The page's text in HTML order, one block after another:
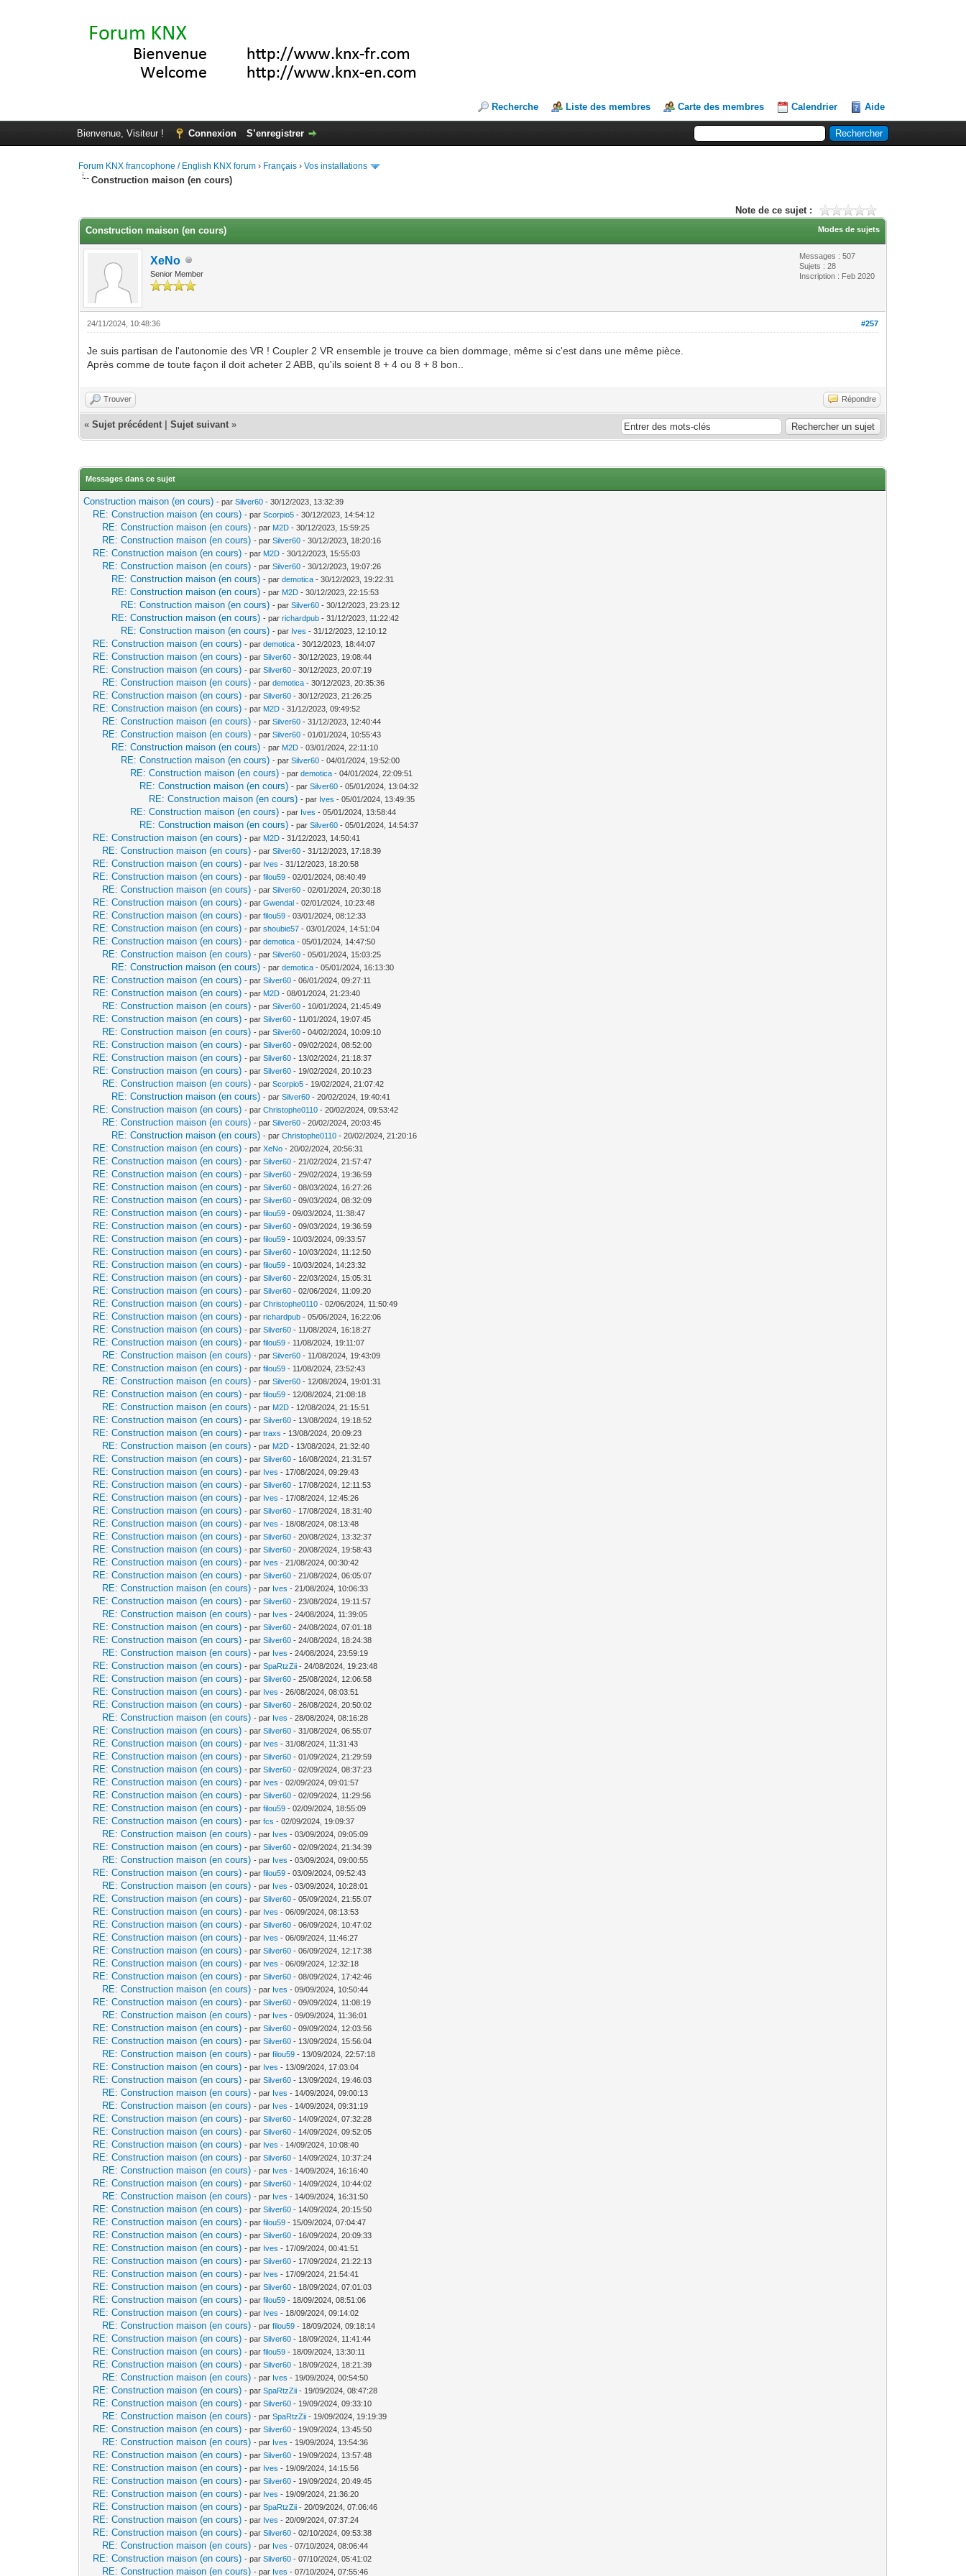
Recherche Liste des membres Carte des membres Calendrier Aide
Bienvenue, Visiteur ! Connexion S’enregistrer
Forum KNX francophone / English KNX forum › Français ›Vos installations
Construction maison (en cours)
Note de ce sujet :
Modes de sujets
Construction maison (en cours)
XeNo
Senior Member
Messages : 507
Sujets : 28
Inscription : Feb 2020
#257
24/11/2024, 10:48:36
Je suis partisan de l'autonomie des VR ! Coupler 2 VR ensemble je trouve ca bien dommage, même si c'est dans une même pièce.
Après comme de toute façon il doit acheter 2 ABB, qu'ils soient 8 + 4 ou 8 + 8 bon..
Trouver Répondre
«Sujet précédent |Sujet suivant »
Messages dans ce sujet
Construction maison (en cours) - parSilver60 - 30/12/2023, 13:32:39
RE: Construction maison (en cours) - parScorpio5 - 30/12/2023, 14:54:12
RE: Construction maison (en cours) - par M2D - 30/12/2023, 15:59:25
RE: Construction maison (en cours) - parSilver60 - 30/12/2023, 18:20:16
RE: Construction maison (en cours) - par M2D - 30/12/2023, 15:55:03
RE: Construction maison (en cours) - parSilver60 - 30/12/2023, 19:07:26
RE: Construction maison (en cours) - pardemotica - 30/12/2023, 19:22:31
RE: Construction maison (en cours) - par M2D - 30/12/2023, 22:15:53
RE: Construction maison (en cours) - parSilver60 - 30/12/2023, 23:23:12
RE: Construction maison (en cours) - parrichardpub - 31/12/2023, 11:22:42
RE: Construction maison (en cours) - par Ives - 31/12/2023, 12:10:12
RE: Construction maison (en cours) - pardemotica - 30/12/2023, 18:44:07
RE: Construction maison (en cours) - parSilver60 - 30/12/2023, 19:08:44
RE: Construction maison (en cours) - parSilver60 - 30/12/2023, 20:07:19
RE: Construction maison (en cours) - pardemotica - 30/12/2023, 20:35:36
RE: Construction maison (en cours) - parSilver60 - 30/12/2023, 21:26:25
RE: Construction maison (en cours) - par M2D - 31/12/2023, 09:49:52
RE: Construction maison (en cours) - parSilver60 - 31/12/2023, 12:40:44
RE: Construction maison (en cours) - parSilver60 - 01/01/2024, 10:55:43
RE: Construction maison (en cours) - par M2D - 03/01/2024, 22:11:10
RE: Construction maison (en cours) - parSilver60 - 04/01/2024, 19:52:00
RE: Construction maison (en cours) - pardemotica - 04/01/2024, 22:09:51
RE: Construction maison (en cours) - parSilver60 - 05/01/2024, 13:04:32
RE: Construction maison (en cours) - par Ives - 05/01/2024, 13:49:35
RE: Construction maison (en cours) - par Ives - 05/01/2024, 13:58:44
RE: Construction maison (en cours) - parSilver60 - 05/01/2024, 14:54:37
RE: Construction maison (en cours) - par M2D - 31/12/2023, 14:50:41
RE: Construction maison (en cours) - parSilver60 - 31/12/2023, 17:18:39
RE: Construction maison (en cours) - par Ives - 31/12/2023, 18:20:58
RE: Construction maison (en cours) - parfilou59 - 02/01/2024, 08:40:49
RE: Construction maison (en cours) - parSilver60 - 02/01/2024, 20:30:18
RE: Construction maison (en cours) - parGwendal - 02/01/2024, 10:23:48
RE: Construction maison (en cours) - parfilou59 - 03/01/2024, 08:12:33
RE: Construction maison (en cours) - parshoubie57 - 03/01/2024, 14:51:04
RE: Construction maison (en cours) - pardemotica - 05/01/2024, 14:47:50
RE: Construction maison (en cours) - parSilver60 - 05/01/2024, 15:03:25
RE: Construction maison (en cours) - pardemotica - 05/01/2024, 16:13:30
RE: Construction maison (en cours) - parSilver60 - 06/01/2024, 09:27:11
RE: Construction maison (en cours) - par M2D - 08/01/2024, 21:23:40
RE: Construction maison (en cours) - parSilver60 - 10/01/2024, 21:45:49
RE: Construction maison (en cours) - parSilver60 - 11/01/2024, 19:07:45
RE: Construction maison (en cours) - parSilver60 - 04/02/2024, 10:09:10
RE: Construction maison (en cours) - parSilver60 - 09/02/2024, 08:52:00
RE: Construction maison (en cours) - parSilver60 - 13/02/2024, 21:18:37
RE: Construction maison (en cours) - parSilver60 - 19/02/2024, 20:10:23
RE: Construction maison (en cours) - parScorpio5 - 19/02/2024, 21:07:42
RE: Construction maison (en cours) - parSilver60 - 20/02/2024, 19:40:41
RE: Construction maison (en cours) - parChristophe0110 - 20/02/2024, 09:53:42
RE: Construction maison (en cours) - parSilver60 - 20/02/2024, 20:03:45
RE: Construction maison (en cours) - parChristophe0110 - 20/02/2024, 21:20:16
RE: Construction maison (en cours) - parXeNo - 20/02/2024, 20:56:31
RE: Construction maison (en cours) - parSilver60 - 21/02/2024, 21:57:47
RE: Construction maison (en cours) - parSilver60 - 29/02/2024, 19:36:59
RE: Construction maison (en cours) - parSilver60 - 08/03/2024, 16:27:26
RE: Construction maison (en cours) - parSilver60 - 09/03/2024, 08:32:09
RE: Construction maison (en cours) - parfilou59 - 09/03/2024, 11:38:47
RE: Construction maison (en cours) - parSilver60 - 09/03/2024, 19:36:59
RE: Construction maison (en cours) - parfilou59 - 10/03/2024, 09:33:57
RE: Construction maison (en cours) - parSilver60 - 10/03/2024, 11:12:50
RE: Construction maison (en cours) - parfilou59 - 10/03/2024, 14:23:32
RE: Construction maison (en cours) - parSilver60 - 22/03/2024, 15:05:31
RE: Construction maison (en cours) - parSilver60 - 02/06/2024, 11:09:20
RE: Construction maison (en cours) - parChristophe0110 - 02/06/2024, 11:50:49
RE: Construction maison (en cours) - parrichardpub - 05/06/2024, 16:22:06
RE: Construction maison (en cours) - parSilver60 - 11/08/2024, 16:18:27
RE: Construction maison (en cours) - parfilou59 - 11/08/2024, 19:11:07
RE: Construction maison (en cours) - parSilver60 - 11/08/2024, 19:43:09
RE: Construction maison (en cours) - parfilou59 - 11/08/2024, 23:52:43
RE: Construction maison (en cours) - parSilver60 - 12/08/2024, 19:01:31
RE: Construction maison (en cours) - parfilou59 - 12/08/2024, 21:08:18
RE: Construction maison (en cours) - par M2D - 12/08/2024, 21:15:51
RE: Construction maison (en cours) - parSilver60 - 13/08/2024, 19:18:52
RE: Construction maison (en cours) - partraxs - 13/08/2024, 20:09:23
RE: Construction maison (en cours) - par M2D - 13/08/2024, 21:32:40
RE: Construction maison (en cours) - parSilver60 - 16/08/2024, 21:31:57
RE: Construction maison (en cours) - par Ives - 17/08/2024, 09:29:43
RE: Construction maison (en cours) - parSilver60 - 17/08/2024, 12:11:53
RE: Construction maison (en cours) - par Ives - 17/08/2024, 12:45:26
RE: Construction maison (en cours) - parSilver60 - 17/08/2024, 18:31:40
RE: Construction maison (en cours) - par Ives - 18/08/2024, 08:13:48
RE: Construction maison (en cours) - parSilver60 - 20/08/2024, 13:32:37
RE: Construction maison (en cours) - parSilver60 - 20/08/2024, 19:58:43
RE: Construction maison (en cours) - par Ives - 21/08/2024, 00:30:42
RE: Construction maison (en cours) - parSilver60 - 21/08/2024, 06:05:07
RE: Construction maison (en cours) - par Ives - 21/08/2024, 10:06:33
RE: Construction maison (en cours) - parSilver60 - 23/08/2024, 19:11:57
RE: Construction maison (en cours) - par Ives - 24/08/2024, 11:39:05
RE: Construction maison (en cours) - parSilver60 - 24/08/2024, 07:01:18
RE: Construction maison (en cours) - parSilver60 - 24/08/2024, 18:24:38
RE: Construction maison (en cours) - par Ives - 24/08/2024, 23:59:19
RE: Construction maison (en cours) - parSpaRtzZii - 24/08/2024, 19:23:48
RE: Construction maison (en cours) - parSilver60 - 25/08/2024, 12:06:58
RE: Construction maison (en cours) - par Ives - 26/08/2024, 08:03:51
RE: Construction maison (en cours) - parSilver60 - 26/08/2024, 20:50:02
RE: Construction maison (en cours) - par Ives - 28/08/2024, 08:16:28
RE: Construction maison (en cours) - parSilver60 - 31/08/2024, 06:55:07
RE: Construction maison (en cours) - par Ives - 31/08/2024, 11:31:43
RE: Construction maison (en cours) - parSilver60 - 01/09/2024, 21:29:59
RE: Construction maison (en cours) - parSilver60 - 02/09/2024, 08:37:23
RE: Construction maison (en cours) - par Ives - 02/09/2024, 09:01:57
RE: Construction maison (en cours) - parSilver60 - 02/09/2024, 11:29:56
RE: Construction maison (en cours) - parfilou59 - 02/09/2024, 18:55:09
RE: Construction maison (en cours) - parfcs - 02/09/2024, 19:09:37
RE: Construction maison (en cours) - par Ives - 03/09/2024, 09:05:09
RE: Construction maison (en cours) - parSilver60 - 02/09/2024, 21:34:39
RE: Construction maison (en cours) - par Ives - 03/09/2024, 09:00:55
RE: Construction maison (en cours) - parfilou59 - 03/09/2024, 09:52:43
RE: Construction maison (en cours) - par Ives - 03/09/2024, 10:28:01
RE: Construction maison (en cours) - parSilver60 - 05/09/2024, 21:55:07
RE: Construction maison (en cours) - par Ives - 06/09/2024, 08:13:53
RE: Construction maison (en cours) - parSilver60 - 06/09/2024, 10:47:02
RE: Construction maison (en cours) - par Ives - 06/09/2024, 11:46:27
RE: Construction maison (en cours) - parSilver60 - 06/09/2024, 12:17:38
RE: Construction maison (en cours) - par Ives - 06/09/2024, 12:32:18
RE: Construction maison (en cours) - parSilver60 - 08/09/2024, 17:42:46
RE: Construction maison (en cours) - par Ives - 09/09/2024, 10:50:44
RE: Construction maison (en cours) - parSilver60 - 09/09/2024, 11:08:19
RE: Construction maison (en cours) - par Ives - 09/09/2024, 11:36:01
RE: Construction maison (en cours) - parSilver60 - 09/09/2024, 12:03:56
RE: Construction maison (en cours) - parSilver60 - 13/09/2024, 15:56:04
RE: Construction maison (en cours) - parfilou59 - 13/09/2024, 22:57:18
RE: Construction maison (en cours) - par Ives - 13/09/2024, 17:03:04
RE: Construction maison (en cours) - parSilver60 - 13/09/2024, 19:46:03
RE: Construction maison (en cours) - par Ives - 14/09/2024, 09:00:13
RE: Construction maison (en cours) - par Ives - 14/09/2024, 09:31:19
RE: Construction maison (en cours) - parSilver60 - 14/09/2024, 07:32:28
RE: Construction maison (en cours) - parSilver60 - 14/09/2024, 09:52:05
RE: Construction maison (en cours) - par Ives - 14/09/2024, 10:08:40
RE: Construction maison (en cours) - parSilver60 - 14/09/2024, 10:37:24
RE: Construction maison (en cours) - par Ives - 14/09/2024, 16:16:40
RE: Construction maison (en cours) - parSilver60 - 14/09/2024, 10:44:02
RE: Construction maison (en cours) - par Ives - 14/09/2024, 16:31:50
RE: Construction maison (en cours) - parSilver60 - 14/09/2024, 20:15:50
RE: Construction maison (en cours) - parfilou59 - 15/09/2024, 07:04:47
RE: Construction maison (en cours) - parSilver60 - 16/09/2024, 20:09:33
RE: Construction maison (en cours) - par Ives - 17/09/2024, 00:41:51
RE: Construction maison (en cours) - parSilver60 - 17/09/2024, 21:22:13
RE: Construction maison (en cours) - par Ives - 17/09/2024, 21:54:41
RE: Construction maison (en cours) - parSilver60 - 18/09/2024, 07:01:03
RE: Construction maison (en cours) - parfilou59 - 18/09/2024, 08:51:06
RE: Construction maison (en cours) - par Ives - 18/09/2024, 09:14:02
RE: Construction maison (en cours) - parfilou59 - 18/09/2024, 09:18:14
RE: Construction maison (en cours) - parSilver60 - 18/09/2024, 11:41:44
RE: Construction maison (en cours) - parfilou59 - 18/09/2024, 13:30:11
RE: Construction maison (en cours) - parSilver60 - 18/09/2024, 18:21:39
RE: Construction maison (en cours) - par Ives - 19/09/2024, 00:54:50
RE: Construction maison (en cours) - parSpaRtzZii - 19/09/2024, 08:47:28
RE: Construction maison (en cours) - parSilver60 - 19/09/2024, 09:33:10
RE: Construction maison (en cours) - parSpaRtzZii - 19/09/2024, 19:19:39
RE: Construction maison (en cours) - parSilver60 - 19/09/2024, 13:45:50
RE: Construction maison (en cours) - par Ives - 19/09/2024, 13:54:36
RE: Construction maison (en cours) - parSilver60 - 19/09/2024, 13:57:48
RE: Construction maison (en cours) - par Ives - 19/09/2024, 14:15:56
RE: Construction maison (en cours) - parSilver60 - 19/09/2024, 20:49:45
RE: Construction maison (en cours) - par Ives - 19/09/2024, 21:36:20
RE: Construction maison (en cours) - parSpaRtzZii - 20/09/2024, 07:06:46
RE: Construction maison (en cours) - par Ives - 20/09/2024, 07:37:24
RE: Construction maison (en cours) - parSilver60 - 02/10/2024, 09:53:38
RE: Construction maison (en cours) - par Ives - 07/10/2024, 08:06:44
RE: Construction maison (en cours) - parSilver60 - 07/10/2024, 05:41:02
RE: Construction maison (en cours) - par Ives - 07/10/2024, 07:55:46